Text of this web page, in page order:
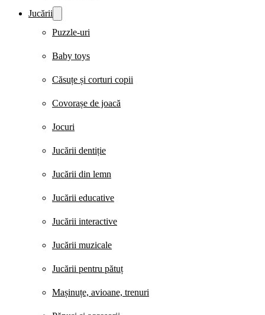
Jucării
Puzzle-uri
Baby toys
Căsuțe și corturi copii
Covorașe de joacă
Jocuri
Jucării dentiție
Jucării din lemn
Jucării educative
Jucării interactive
Jucării muzicale
Jucării pentru pătuț
Mașinuțe, avioane, trenuri